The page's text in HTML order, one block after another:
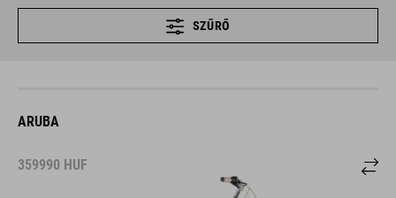
SZŰRŐ
ARUBA
359990 HUF